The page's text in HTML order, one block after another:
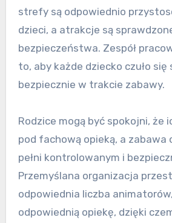
strefy są odpowiednio
dzieci, a atrakcje są
bezpieczeństwa. Zespół
to, aby każde dziecko czuło się
bezpiecznie w trakcie zabawy.
Rodzice mogą być spokojni, że
pod fachową opieką, a zabawa
pełni kontrolowanym i
Przemyślana organizacja
odpowiednia liczba
odpowiednią opiekę, dzięki